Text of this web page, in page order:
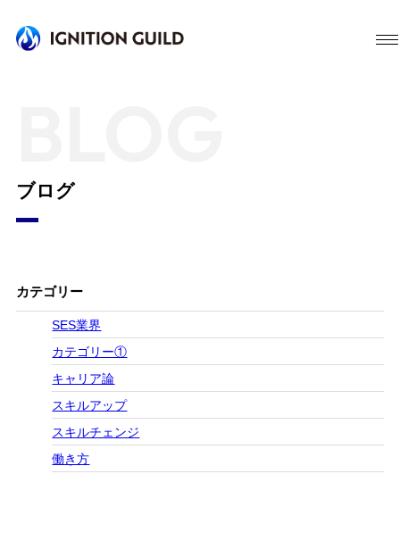
ブログ
カテゴリー
SES業界
カテゴリー①
キャリア論
スキルアップ
スキルチェンジ
働き方